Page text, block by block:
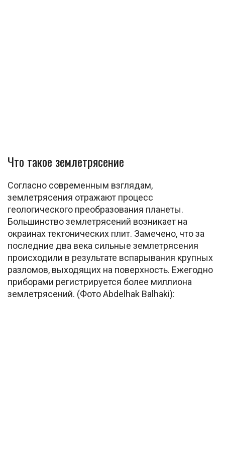
Что такое землетрясение
Согласно современным взглядам,
землетрясения отражают процесс
геологического преобразования планеты.
Большинство землетрясений возникает на
окраинах тектонических плит. Замечено, что за
последние два века сильные землетрясения
происходили в результате вспарывания крупных
разломов, выходящих на поверхность. Ежегодно
приборами регистрируется более миллиона
землетрясений. (Фото Abdelhak Balhaki):